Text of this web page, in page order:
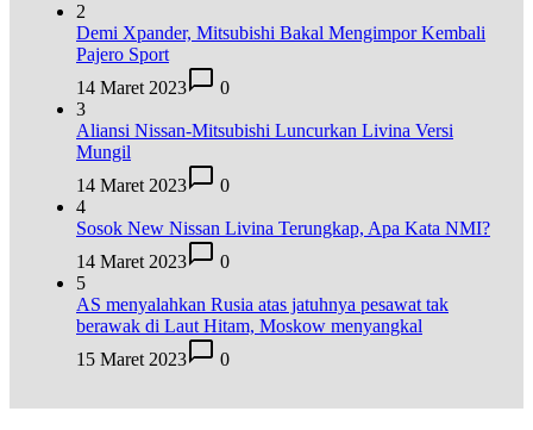
2
Demi Xpander, Mitsubishi Bakal Mengimpor Kembali
Pajero Sport
14 Maret 2023
0
3
Aliansi Nissan-Mitsubishi Luncurkan Livina Versi
Mungil
14 Maret 2023
0
4
Sosok New Nissan Livina Terungkap, Apa Kata NMI?
14 Maret 2023
0
5
AS menyalahkan Rusia atas jatuhnya pesawat tak
berawak di Laut Hitam, Moskow menyangkal
15 Maret 2023
0